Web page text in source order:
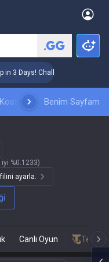
3 Days! Challenger Coaching
Kostüm sıralamasıBenim Sayfam
iyi %0.1233)
ayarla.
Canlı Oyun